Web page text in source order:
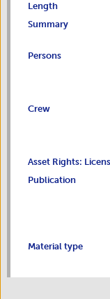
Length
Summary
Persons
Crew
Asset Rights:
Publication
Material type